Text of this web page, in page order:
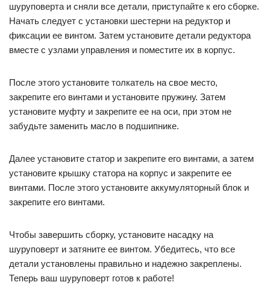
шуруповерта и сняли все детали, приступайте к его сборке.
Начать следует с установки шестерни на редуктор и
фиксации ее винтом. Затем установите детали редуктора
вместе с узлами управления и поместите их в корпус.
После этого установите толкатель на свое место,
закрепите его винтами и установите пружину. Затем
установите муфту и закрепите ее на оси, при этом не
забудьте заменить масло в подшипнике.
Далее установите статор и закрепите его винтами, а затем
установите крышку статора на корпус и закрепите ее
винтами. После этого установите аккумуляторный блок и
закрепите его винтами.
Чтобы завершить сборку, установите насадку на
шуруповерт и затяните ее винтом. Убедитесь, что все
детали установлены правильно и надежно закреплены.
Теперь ваш шуруповерт готов к работе!